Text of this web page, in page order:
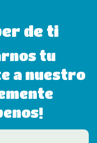
de ti
tu
a nuestro